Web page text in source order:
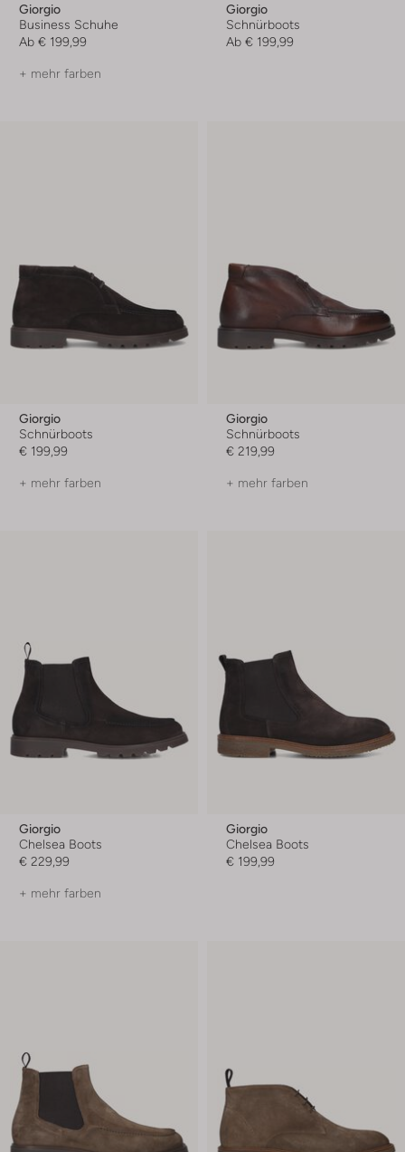
Giorgio
Business Schuhe
Ab € 199,99
+ mehr farben
Giorgio
Schnürboots
Ab € 199,99
Giorgio
Schnürboots
€ 199,99
+ mehr farben
Giorgio
Schnürboots
€ 219,99
+ mehr farben
Giorgio
Chelsea Boots
€ 229,99
+ mehr farben
Giorgio
Chelsea Boots
€ 199,99